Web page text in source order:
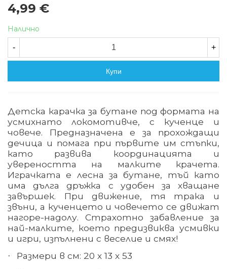
4,99 €
Налично
- +
Купи
Детска карачка за бутане под формата на
усмихнато локомотивче, с кученце и
човече. Предназначена е за прохождащи
дечица и помага при първите им стъпки,
като развива координацията и
увереността на малките крачета.
Играчката е лесна за бутане, тъй като
има дълга дръжка с удобен за хващане
завършек. При движение, тя трака и
звъни, а кученцето и човечето се движат
нагоре-надолу. Страхотно забавление за
най-малките, което предизвиква усмивки
и игри, изпълнени с веселие и смях!
· Размери в см: 20 х 13 х 53